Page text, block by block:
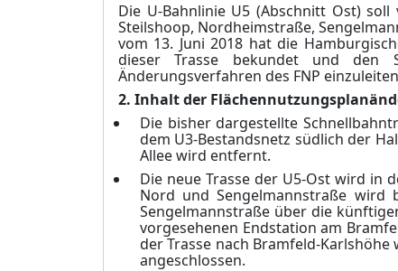
Die U-Bahnlinie U5 (Abschnitt Ost)
Steilshoop, Nordheimstraße,
vom 13. Juni 2018 hat die
dieser Trasse bekundet und den
Änderungsverfahren des FNP
2. Inhalt der
Die bisher dargestellte
dem U3-Bestandsnetz südlich der
Allee wird entfernt.
Die neue Trasse der U5-Ost wird in
Nord und Sengelmannstraße wird
Sengelmannstraße über die
vorgesehenen Endstation am
der Trasse nach Bramfeld-
angeschlossen.